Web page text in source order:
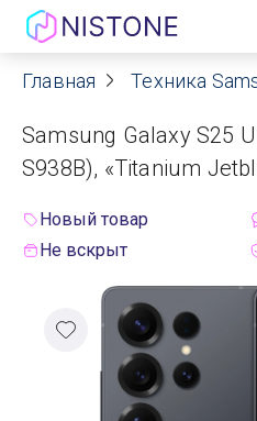
Акции
О нас
Договор оферты
Реквизиты
Контакты
Главная Техника
Samsung Galaxy S25
S938B), «Titanium
Новый товар
Не вскрыт